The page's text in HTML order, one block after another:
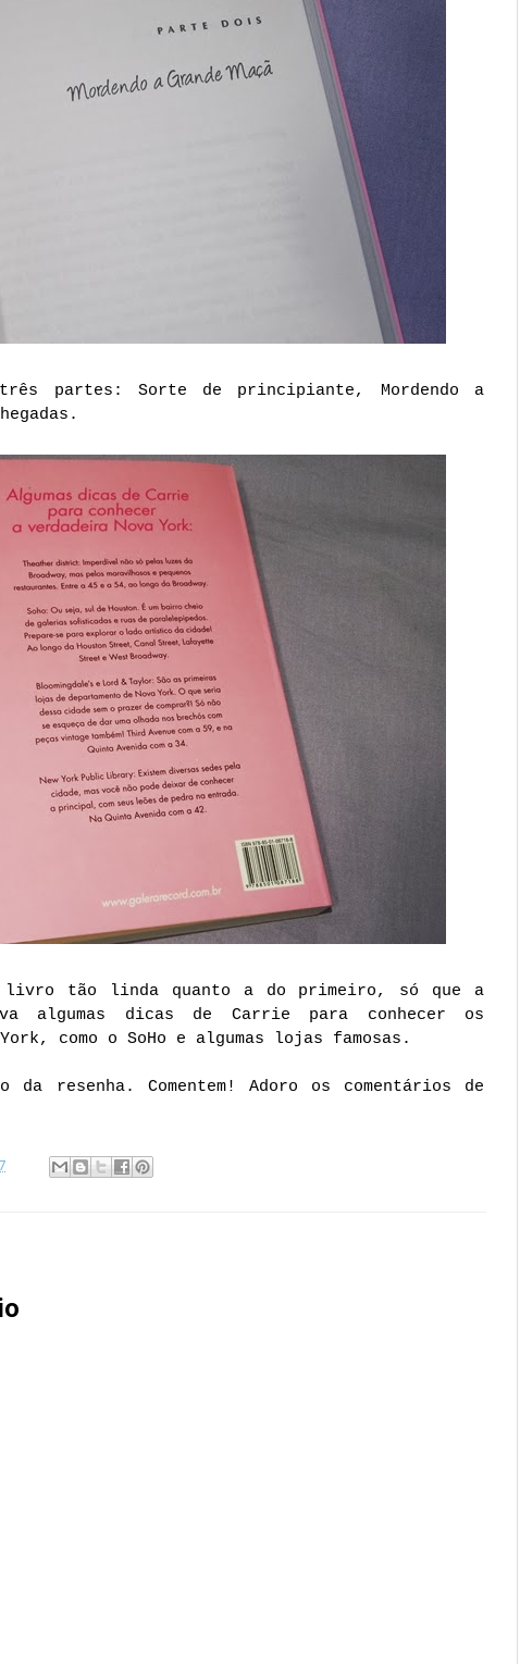
partes: Sorte de principiante, Mordendo a
livro tão linda quanto a do primeiro, só que a
algumas dicas de Carrie para conhecer os
como o SoHo e algumas lojas famosas.
da resenha. Comentem! Adoro os comentários de